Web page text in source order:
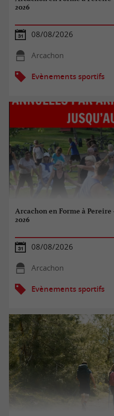
2026
08/08/2026
Arcachon
Evènements sportifs
Arcachon en Forme à
2026
08/08/2026
Arcachon
Evènements sportifs